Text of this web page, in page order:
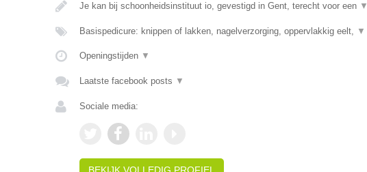
Je kan bij schoonheidsinstituut io, gevestigd in Gent, terecht voor een ▼
Basispedicure: knippen of lakken, nagelverzorging, oppervlakkig eelt, ▼
Openingstijden ▼
Laatste facebook posts ▼
Sociale media: